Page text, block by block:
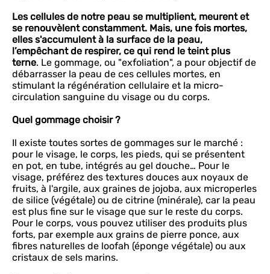
Les cellules de notre peau se multiplient, meurent et
se renouvèlent constamment. Mais, une fois mortes,
elles s'accumulent à la surface de la peau,
l’empêchant de respirer, ce qui rend le teint plus
terne. Le gommage, ou "exfoliation", a pour objectif de
débarrasser la peau de ces cellules mortes, en
stimulant la régénération cellulaire et la micro-
circulation sanguine du visage ou du corps.
Quel gommage choisir ?
Il existe toutes sortes de gommages sur le marché :
pour le visage, le corps, les pieds, qui se présentent
en pot, en tube, intégrés au gel douche… Pour le
visage, préférez des textures douces aux noyaux de
fruits, à l'argile, aux graines de jojoba, aux microperles
de silice (végétale) ou de citrine (minérale), car la peau
est plus fine sur le visage que sur le reste du corps.
Pour le corps, vous pouvez utiliser des produits plus
forts, par exemple aux grains de pierre ponce, aux
fibres naturelles de loofah (éponge végétale) ou aux
cristaux de sels marins.